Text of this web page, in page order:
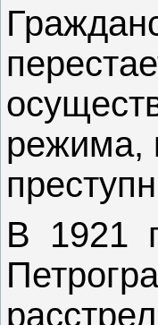
режима,
В 1921